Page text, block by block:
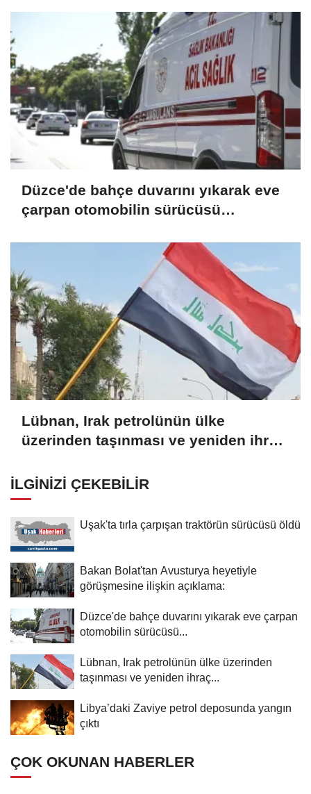
Düzce'de bahçe duvarını yıkarak eve
çarpan otomobilin sürücüsü
Lübnan, Irak petrolünün ülke
üzerinden taşınması ve yeniden ihraç
İLGINIZI ÇEKEBILIR
Uşak'ta tırla çarpışan traktörün sürücüsü öldü
Bakan Bolat'tan Avusturya heyetiyle
görüşmesine ilişkin açıklama:
Düzce'de bahçe duvarını yıkarak eve çarpan
otomobilin sürücüsü...
Lübnan, Irak petrolünün ülke üzerinden
taşınması ve yeniden ihraç...
Libya’daki Zaviye petrol deposunda yangın
çıktı
ÇOK OKUNAN HABERLER